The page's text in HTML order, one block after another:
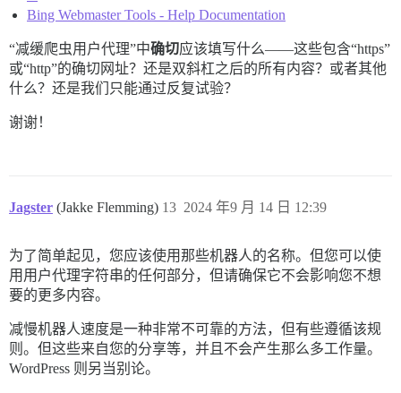
Bing Webmaster Tools - Help Documentation
“减缓爬虫用户代理”中确切应该填写什么——这些包含“https”
或“http”的确切网址？还是双斜杠之后的所有内容？或者其他
什么？还是我们只能通过反复试验？
谢谢！
Jagster (Jakke Flemming) 2024 年9 月 14 日 12:39
13
为了简单起见，您应该使用那些机器人的名称。但您可以使
用用户代理字符串的任何部分，但请确保它不会影响您不想
要的更多内容。
减慢机器人速度是一种非常不可靠的方法，但有些遵循该规
则。但这些来自您的分享等，并且不会产生那么多工作量。
WordPress 则另当别论。